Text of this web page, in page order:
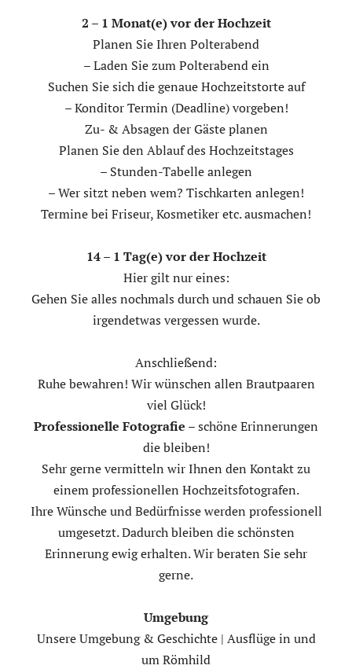
2 – 1 Monat(e) vor der Hochzeit
Planen Sie Ihren Polterabend
– Laden Sie zum Polterabend ein
Suchen Sie sich die genaue Hochzeitstorte auf
– Konditor Termin (Deadline) vorgeben!
Zu- & Absagen der Gäste planen
Planen Sie den Ablauf des Hochzeitstages
– Stunden-Tabelle anlegen
– Wer sitzt neben wem? Tischkarten anlegen!
Termine bei Friseur, Kosmetiker etc. ausmachen!
14 – 1 Tag(e) vor der Hochzeit
Hier gilt nur eines:
Gehen Sie alles nochmals durch und schauen Sie ob
irgendetwas vergessen wurde.
Anschließend:
Ruhe bewahren! Wir wünschen allen Brautpaaren
viel Glück!
Professionelle Fotografie – schöne Erinnerungen
die bleiben!
Sehr gerne vermitteln wir Ihnen den Kontakt zu
einem professionellen Hochzeitsfotografen.
Ihre Wünsche und Bedürfnisse werden professionell
umgesetzt. Dadurch bleiben die schönsten
Erinnerung ewig erhalten. Wir beraten Sie sehr
gerne.
Umgebung
Unsere Umgebung & Geschichte | Ausflüge in und
um Römhild